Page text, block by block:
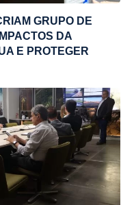
GRUPO DE
DA
E PROTEGER